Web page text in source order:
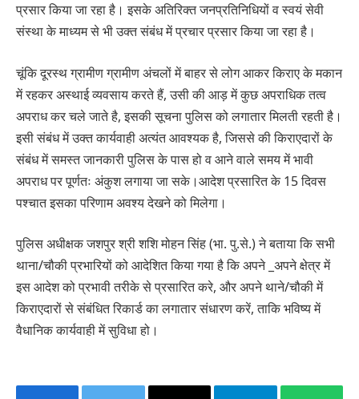
प्रसार किया जा रहा है। इसके अतिरिक्त जनप्रतिनिधियों व स्वयं सेवी
संस्था के माध्यम से भी उक्त संबंध में प्रचार प्रसार किया जा रहा है।
चूंकि दूरस्थ ग्रामीण ग्रामीण अंचलों में बाहर से लोग आकर किराए के मकान
में रहकर अस्थाई व्यवसाय करते हैं, उसी की आड़ में कुछ अपराधिक तत्व
अपराध कर चले जाते है, इसकी सूचना पुलिस को लगातार मिलती रहती है।
इसी संबंध में उक्त कार्यवाही अत्यंत आवश्यक है, जिससे की किराएदारों के
संबंध में समस्त जानकारी पुलिस के पास हो व आने वाले समय में भावी
अपराध पर पूर्णतः अंकुश लगाया जा सके।आदेश प्रसारित के 15 दिवस
पश्चात इसका परिणाम अवश्य देखने को मिलेगा।
पुलिस अधीक्षक जशपुर श्री शशि मोहन सिंह (भा. पु.से.) ने बताया कि सभी
थाना/चौकी प्रभारियों को आदेशित किया गया है कि अपने _अपने क्षेत्र में
इस आदेश को प्रभावी तरीके से प्रसारित करे, और अपने थाने/चौकी में
किराएदारों से संबंधित रिकार्ड का लगातार संधारण करें, ताकि भविष्य में
वैधानिक कार्यवाही में सुविधा हो।